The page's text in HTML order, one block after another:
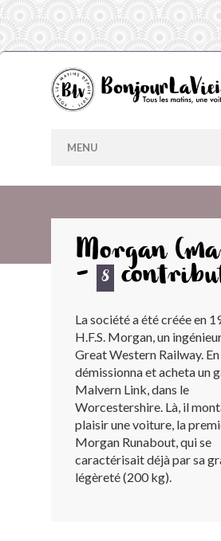
MENU
ARCHIVES
LES CONTRIBUTEURS
LE BLOG
BONJOURLAVIEILLE ?
MODÈLES ET
Morgan
-
8
La société a été créée en
H.F.S. Morgan, un
Great Western Railway.
démissionna et acheta un
Malvern Link, dans le
Worcestershire. Là, il
plaisir une voiture, la
Morgan Runabout, qui se
caractérisait déjà par sa
légèreté (200 kg).